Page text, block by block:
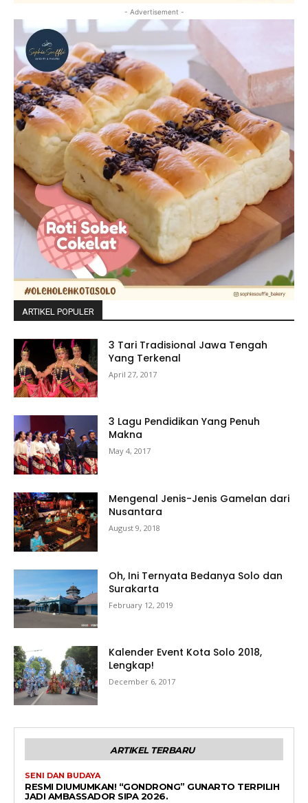
- Advertisement -
ARTIKEL POPULER
3 Tari Tradisional Jawa Tengah
Yang Terkenal
April 27, 2017
3 Lagu Pendidikan Yang Penuh
Makna
May 4, 2017
Mengenal Jenis-Jenis Gamelan dari
Nusantara
August 9, 2018
Oh, Ini Ternyata Bedanya Solo dan
Surakarta
February 12, 2019
Kalender Event Kota Solo 2018,
Lengkap!
December 6, 2017
ARTIKEL TERBARU
SENI DAN BUDAYA
RESMI DIUMUMKAN! “GONDRONG” GUNARTO TERPILIH
JADI AMBASSADOR SIPA 2026.